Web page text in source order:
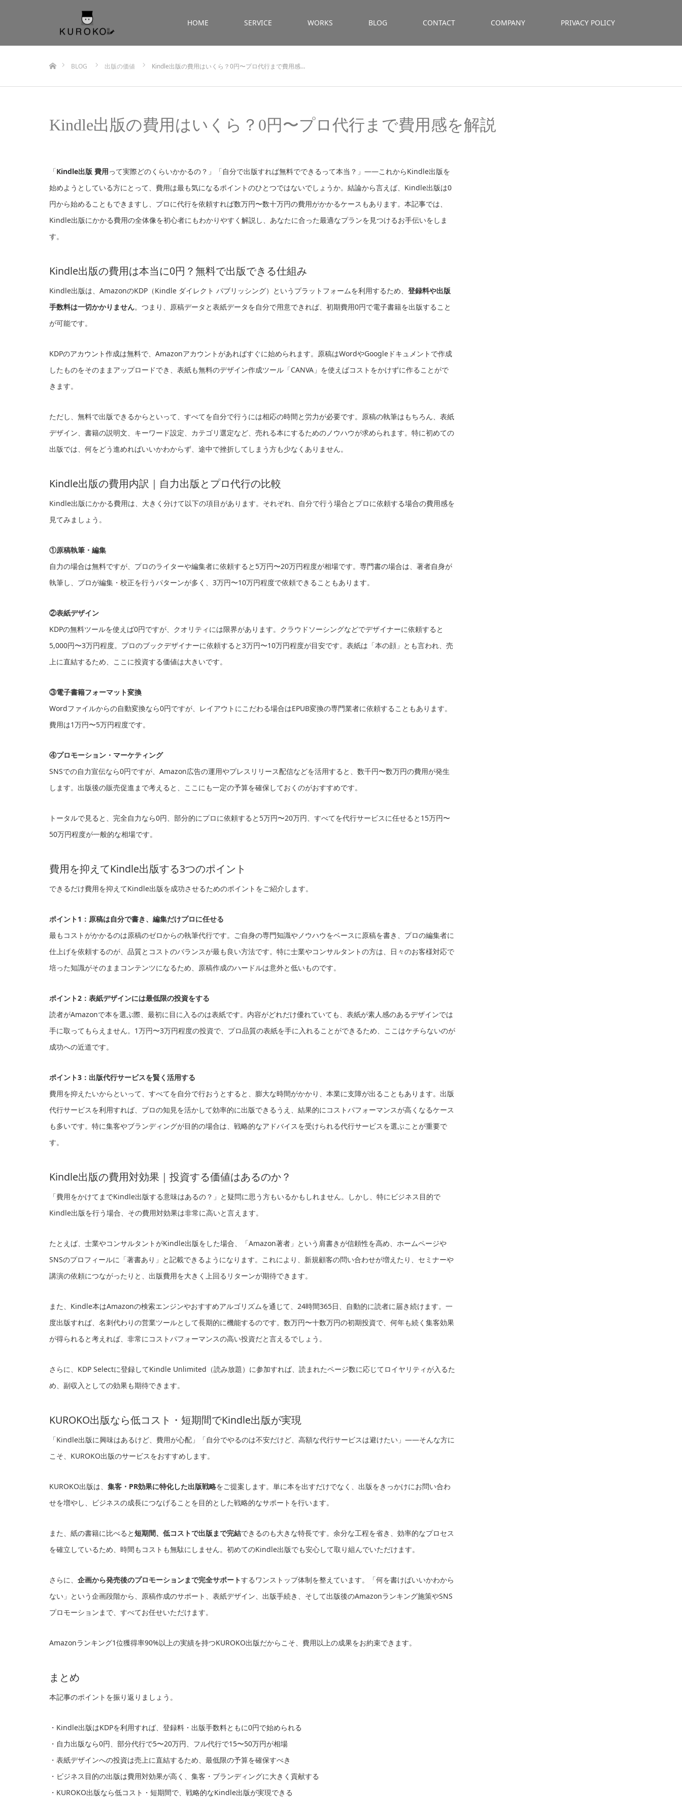
HOME SERVICE WORKS BLOG CONTACT COMPANY PRIVACY POLICY
BLOG
出版の価値 Kindle出版の費用はいくら？0円〜プロ代行まで費用感…
Kindle出版の費用はいくら？0円〜プロ代行まで費用感を解説
「Kindle出版 費用って実際どのくらいかかるの？」「自分で出版すれば無料でできるって本当？」——これからKindle出版を
始めようとしている方にとって、費用は最も気になるポイントのひとつではないでしょうか。結論から言えば、Kindle出版は0
円から始めることもできますし、プロに代行を依頼すれば数万円〜数十万円の費用がかかるケースもあります。本記事では、
Kindle出版にかかる費用の全体像を初心者にもわかりやすく解説し、あなたに合った最適なプランを見つけるお手伝いをしま
す。
Kindle出版の費用は本当に0円？無料で出版できる仕組み
Kindle出版は、AmazonのKDP（Kindle ダイレクト パブリッシング）というプラットフォームを利用するため、 登録料や出版
手数料は一切かかりません。つまり、原稿データと表紙データを自分で用意できれば、初期費用0円で電子書籍を出版すること
が可能です。
KDPのアカウント作成は無料で、Amazonアカウントがあればすぐに始められます。原稿はWordやGoogleドキュメントで作成
したものをそのままアップロードでき、表紙も無料のデザイン作成ツール「CANVA」を使えばコストをかけずに作ることがで
きます。
ただし、無料で出版できるからといって、すべてを自分で行うには相応の時間と労力が必要です。原稿の執筆はもちろん、表紙
デザイン、書籍の説明文、キーワード設定、カテゴリ選定など、売れる本にするためのノウハウが求められます。特に初めての
出版では、何をどう進めればいいかわからず、途中で挫折してしまう方も少なくありません。
Kindle出版の費用内訳｜自力出版とプロ代行の比較
Kindle出版にかかる費用は、大きく分けて以下の項目があります。それぞれ、自分で行う場合とプロに依頼する場合の費用感を
見てみましょう。
①原稿執筆・編集
自力の場合は無料ですが、プロのライターや編集者に依頼すると5万円〜20万円程度が相場です。専門書の場合は、著者自身が
執筆し、プロが編集・校正を行うパターンが多く、3万円〜10万円程度で依頼できることもあります。
②表紙デザイン
KDPの無料ツールを使えば0円ですが、クオリティには限界があります。クラウドソーシングなどでデザイナーに依頼すると
5,000円〜3万円程度。プロのブックデザイナーに依頼すると3万円〜10万円程度が目安です。表紙は「本の顔」とも言われ、売
上に直結するため、ここに投資する価値は大きいです。
③電子書籍フォーマット変換
Wordファイルからの自動変換なら0円ですが、レイアウトにこだわる場合はEPUB変換の専門業者に依頼することもあります。
費用は1万円〜5万円程度です。
④プロモーション・マーケティング
SNSでの自力宣伝なら0円ですが、Amazon広告の運用やプレスリリース配信などを活用すると、数千円〜数万円の費用が発生
します。出版後の販売促進まで考えると、ここにも一定の予算を確保しておくのがおすすめです。
トータルで見ると、完全自力なら0円、部分的にプロに依頼すると5万円〜20万円、すべてを代行サービスに任せると15万円〜
50万円程度が一般的な相場です。
費用を抑えてKindle出版する3つのポイント
できるだけ費用を抑えてKindle出版を成功させるためのポイントをご紹介します。
ポイント1：原稿は自分で書き、編集だけプロに任せる
最もコストがかかるのは原稿のゼロからの執筆代行です。ご自身の専門知識やノウハウをベースに原稿を書き、プロの編集者に
仕上げを依頼するのが、品質とコストのバランスが最も良い方法です。特に士業やコンサルタントの方は、日々のお客様対応で
培った知識がそのままコンテンツになるため、原稿作成のハードルは意外と低いものです。
ポイント2：表紙デザインには最低限の投資をする
読者がAmazonで本を選ぶ際、最初に目に入るのは表紙です。内容がどれだけ優れていても、表紙が素人感のあるデザインでは
手に取ってもらえません。1万円〜3万円程度の投資で、プロ品質の表紙を手に入れることができるため、ここはケチらないのが
成功への近道です。
ポイント3：出版代行サービスを賢く活用する
費用を抑えたいからといって、すべてを自分で行おうとすると、膨大な時間がかかり、本業に支障が出ることもあります。出版
代行サービスを利用すれば、プロの知見を活かして効率的に出版できるうえ、結果的にコストパフォーマンスが高くなるケース
も多いです。特に集客やブランディングが目的の場合は、戦略的なアドバイスを受けられる代行サービスを選ぶことが重要で
す。
Kindle出版の費用対効果｜投資する価値はあるのか？
「費用をかけてまでKindle出版する意味はあるの？」と疑問に思う方もいるかもしれません。しかし、特にビジネス目的で
Kindle出版を行う場合、その費用対効果は非常に高いと言えます。
たとえば、士業やコンサルタントがKindle出版をした場合、「Amazon著者」という肩書きが信頼性を高め、ホームページや
SNSのプロフィールに「著書あり」と記載できるようになります。これにより、新規顧客の問い合わせが増えたり、セミナーや
講演の依頼につながったりと、出版費用を大きく上回るリターンが期待できます。
また、Kindle本はAmazonの検索エンジンやおすすめアルゴリズムを通じて、24時間365日、自動的に読者に届き続けます。一
度出版すれば、名刺代わりの営業ツールとして長期的に機能するのです。数万円〜十数万円の初期投資で、何年も続く集客効果
が得られると考えれば、非常にコストパフォーマンスの高い投資だと言えるでしょう。
さらに、KDP Selectに登録してKindle Unlimited（読み放題）に参加すれば、読まれたページ数に応じてロイヤリティが入るた
め、副収入としての効果も期待できます。
KUROKO出版なら低コスト・短期間でKindle出版が実現
「Kindle出版に興味はあるけど、費用が心配」「自分でやるのは不安だけど、高額な代行サービスは避けたい」——そんな方に
こそ、KUROKO出版のサービスをおすすめします。
KUROKO出版は、 集客・PR効果に特化した出版戦略をご提案します。単に本を出すだけでなく、出版をきっかけにお問い合わ
せを増やし、ビジネスの成長につなげることを目的とした戦略的なサポートを行います。
また、紙の書籍に比べると短期間、低コストで出版まで完結できるのも大きな特長です。余分な工程を省き、効率的なプロセス
を確立しているため、時間もコストも無駄にしません。初めてのKindle出版でも安心して取り組んでいただけます。
さらに、 企画から発売後のプロモーションまで完全サポートするワンストップ体制を整えています。「何を書けばいいかわから
ない」という企画段階から、原稿作成のサポート、表紙デザイン、出版手続き、そして出版後のAmazonランキング施策やSNS
プロモーションまで、すべてお任せいただけます。
Amazonランキング1位獲得率90%以上の実績を持つKUROKO出版だからこそ、費用以上の成果をお約束できます。
まとめ
本記事のポイントを振り返りましょう。
・Kindle出版はKDPを利用すれば、登録料・出版手数料ともに0円で始められる
・自力出版なら0円、部分代行で5〜20万円、フル代行で15〜50万円が相場
・表紙デザインへの投資は売上に直結するため、最低限の予算を確保すべき
・ビジネス目的の出版は費用対効果が高く、集客・ブランディングに大きく貢献する
・KUROKO出版なら低コスト・短期間で、戦略的なKindle出版が実現できる